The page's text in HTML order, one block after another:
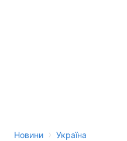
Новини › Україна